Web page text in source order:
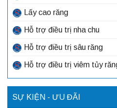
Lấy cao răng
Hỗ trợ điều trị nha chu
Hỗ trợ điều trị sâu răng
Hỗ trợ điều trị viêm tủy
SỰ KIỆN - ƯU ĐÃI